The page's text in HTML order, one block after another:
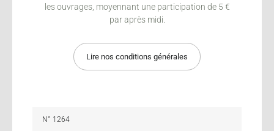
les ouvrages, moyennant une participation de 5 €
par après midi.
Lire nos conditions générales